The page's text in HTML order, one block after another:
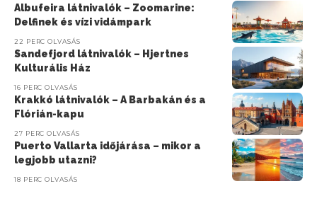
Albufeira látnivalók – Zoomarine:
Delfinek és vízi vidámpark
22 PERC OLVASÁS
Sandefjord látnivalók – Hjertnes
Kulturális Ház
16 PERC OLVASÁS
Krakkó látnivalók – A Barbakán és a
Flórián-kapu
27 PERC OLVASÁS
Puerto Vallarta időjárása – mikor a
legjobb utazni?
18 PERC OLVASÁS